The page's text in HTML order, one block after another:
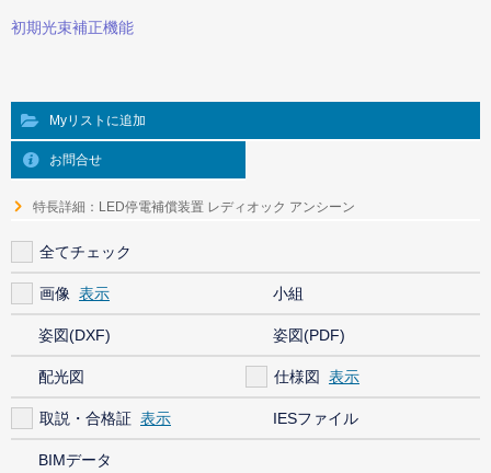
初期光束補正機能
Myリストに追加
お問合せ
特長詳細：LED停電補償装置 レディオック アンシーン
全てチェック
画像 小組
姿図(DXF) 姿図(PDF)
配光図 仕様図
取説・合格証 IESファイル
BIMデータ